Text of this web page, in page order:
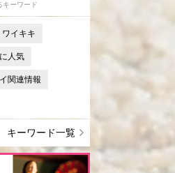
キーワード
ワイキキ
人気
関連情報
キーワード一覧